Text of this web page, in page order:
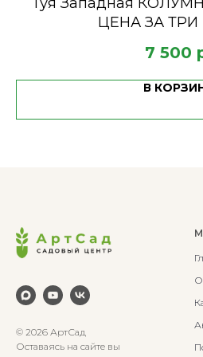
ЦЕНА ЗА ТРИ
7 500
В
© 2026 АртСад
Оставаясь на сайте вы
О